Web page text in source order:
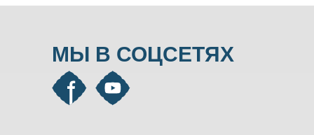
МЫ В СОЦСЕТЯХ